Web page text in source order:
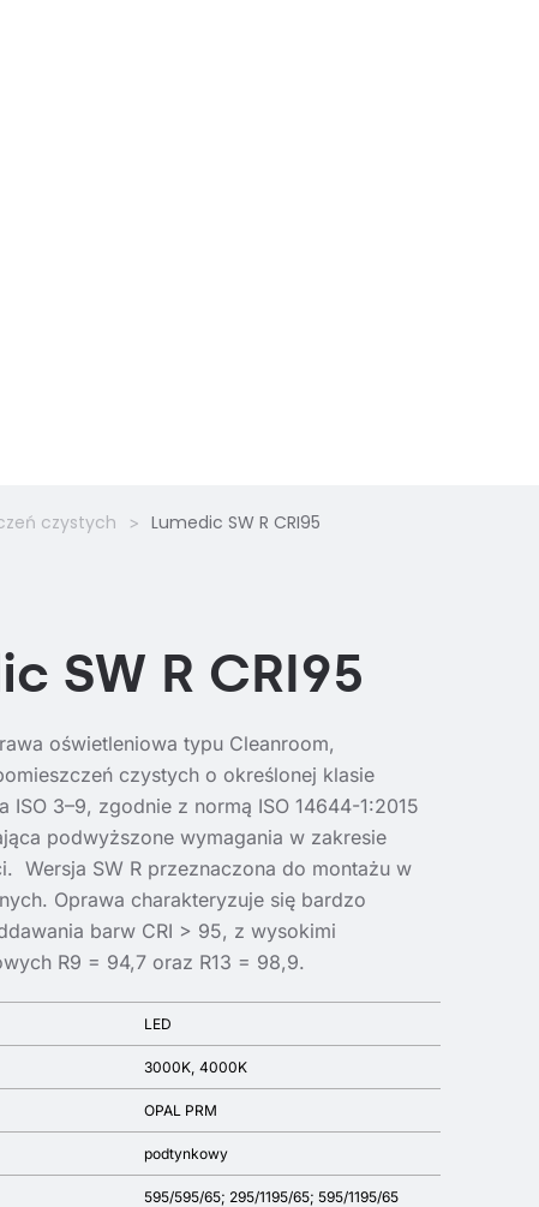
czystych Lumedic SW R CRI95
SW R CRI95
oświetleniowa typu Cleanroom,
czystych o określonej klasie
ISO 3–9, zgodnie z normą ISO 14644-1:2015
podwyższone wymagania w zakresie
Wersja SW R przeznaczona do montażu w
Oprawa charakteryzuje się bardzo
barw CRI > 95, z wysokimi
R9 = 94,7 oraz R13 = 98,9.
LED
3000K 4000K
OPAL PRM
podtynkowy
595/595/65; 295/1195/65; 595/1195/65